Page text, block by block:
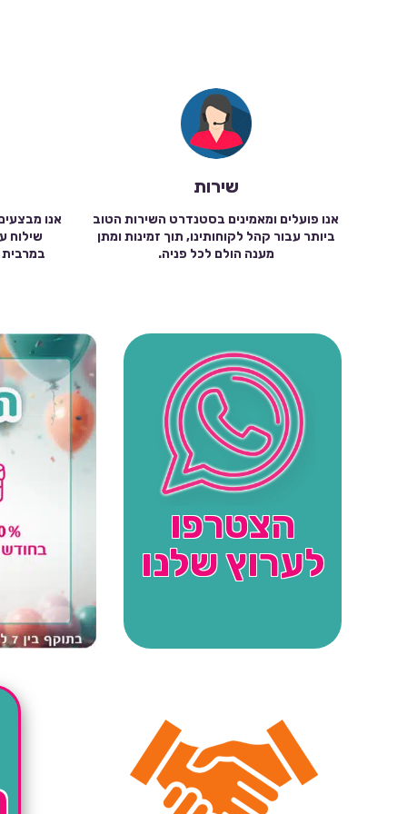
שירות
אנו פועלים ומאמינים בסטנדרט השירות הטוב
ביותר עבור קהל לקוחותינו, תוך זמינות ומתן
מענה הולם לכל פניה.
אנו
הצטרפו
לערוץ שלנו